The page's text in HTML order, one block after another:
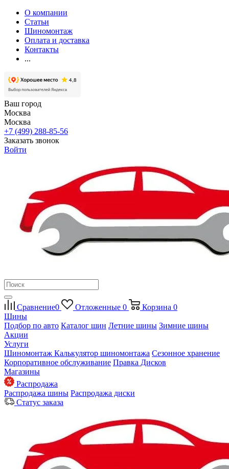
О компании
Статьи
Шиномонтаж
Оплата и доставка
Контакты
...
Ваш город
Москва
Москва
+7 (499) 288-85-56
Заказать звонок
Войти
Сравнение0 Отложенные 0 Корзина 0
Шины
Подбор по авто Каталог шин Летние шины Зимние шины
Акции
Услуги
Шиномонтаж Калькулятор шиномонтажа Сезонное хранение
Корпоративное обслуживание Правка Дисков
Магазины
Распродажа
Распродажа шины Распродажа диски
Статус заказа